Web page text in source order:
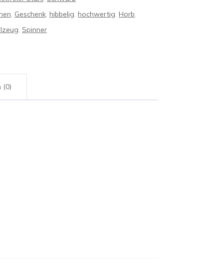
, Geschenk, hibbelig, hochwertig, Horb,
, Spinner
(0)